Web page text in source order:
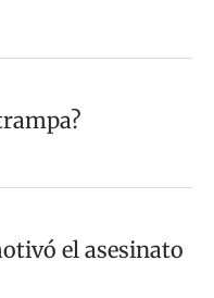
el asesinato